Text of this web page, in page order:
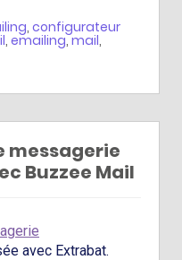
, configurateur
, emailing,mail,
messagerie
Buzzee Mail
avec Extrabat.